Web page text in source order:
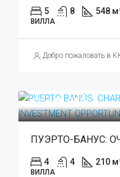
5 8 548
ВИЛЛА
Добро пожаловать в
€1,495,000
4 4 210
ВИЛЛА